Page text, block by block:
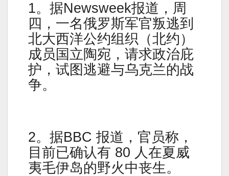
1。据Newsweek报道，周
四，一名俄罗斯军官叛逃到
北大西洋公约组织（北约）
成员国立陶宛，请求政治庇
护，试图逃避与乌克兰的战
争。
2。据BBC 报道，官员称，
目前已确认有 80 人在夏威
夷毛伊岛的野火中丧生。